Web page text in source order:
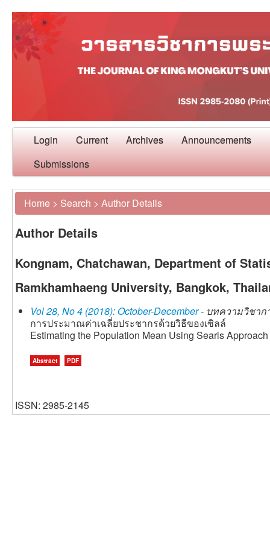
Login Current Archives Announcements
Submissions
Home > Search > Author Details
Author Details
Kongnam, Chatchawan, Department of
Ramkhamhaeng University, Bangkok,
Vol 28, No 4 (2018): October-December- บทความวิชาก
การประมาณค่าเฉลี่ยประชากรด้วยวิธีของเซิลล์
Estimating the Population Mean Using Searls Approach
Abstract PDF
ISSN: 2985-2145